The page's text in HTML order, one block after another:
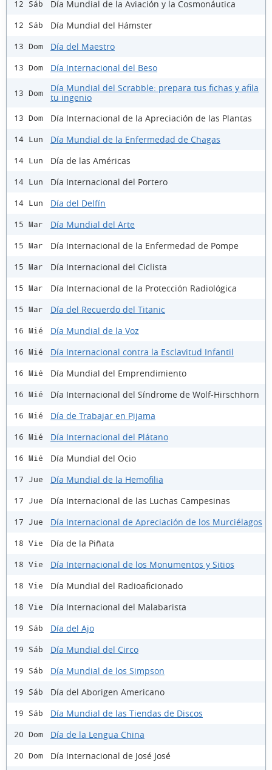
12 Sáb Día Mundial de la Aviación y la Cosmonáutica
12 Sáb Día Mundial del Hámster
13 Dom Día del Maestro
13 Dom Día Internacional del Beso
13 Dom
Día Mundial del Scrabble: prepara tus fichas y afila
tu ingenio
13 Dom Día Internacional de la Apreciación de las Plantas
14 Lun Día Mundial de la Enfermedad de Chagas
14 Lun Día de las Américas
14 Lun Día Internacional del Portero
14 Lun Día del Delfín
15 Mar Día Mundial del Arte
15 Mar Día Internacional de la Enfermedad de Pompe
15 Mar Día Internacional del Ciclista
15 Mar Día Internacional de la Protección Radiológica
15 Mar Día del Recuerdo del Titanic
16 Mié Día Mundial de la Voz
16 Mié Día Internacional contra la Esclavitud Infantil
16 Mié Día Mundial del Emprendimiento
16 Mié Día Internacional del Síndrome de Wolf-Hirschhorn
16 Mié Día de Trabajar en Pijama
16 Mié Día Internacional del Plátano
16 Mié Día Mundial del Ocio
17 Jue Día Mundial de la Hemofilia
17 Jue Día Internacional de las Luchas Campesinas
17 Jue Día Internacional de Apreciación de los Murciélagos
18 Vie Día de la Piñata
18 Vie Día Internacional de los Monumentos y Sitios
18 Vie Día Mundial del Radioaficionado
18 Vie Día Internacional del Malabarista
19 Sáb Día del Ajo
19 Sáb Día Mundial del Circo
19 Sáb Día Mundial de los Simpson
19 Sáb Día del Aborigen Americano
19 Sáb Día Mundial de las Tiendas de Discos
20 Dom Día de la Lengua China
20 Dom Día Internacional de José José